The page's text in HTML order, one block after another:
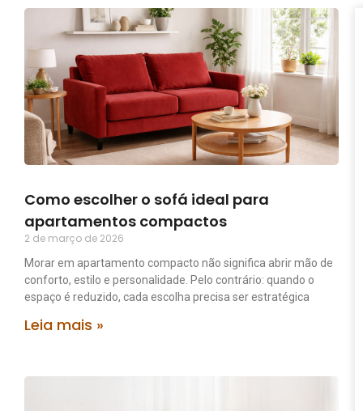
Como escolher o sofá ideal para
apartamentos compactos
2 de março de 2026
Morar em apartamento compacto não significa abrir mão de
conforto, estilo e personalidade. Pelo contrário: quando o
espaço é reduzido, cada escolha precisa ser estratégica
Leia mais »